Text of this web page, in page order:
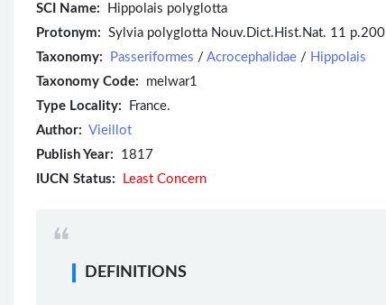
SCI Name:
Hippolais polyglotta
Protonym: Sylvia polyglotta Nouv.Dict.Hist.Nat. 11 p.200
Taxonomy:
Passeriformes / Acrocephalidae / Hippolais
Taxonomy Code: melwar1
Type Locality: France.
Author: Vieillot
Publish Year: 1817
IUCN Status:
Least Concern
DEFINITIONS